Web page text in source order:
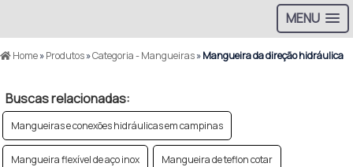
MENU
Home»Produtos»Categoria - Mangueiras»Mangueira da direção hidráulica
Buscas relacionadas:
Mangueiras e conexões hidráulicas em campinas
Mangueira flexível de aço inox Mangueira de teflon cotar